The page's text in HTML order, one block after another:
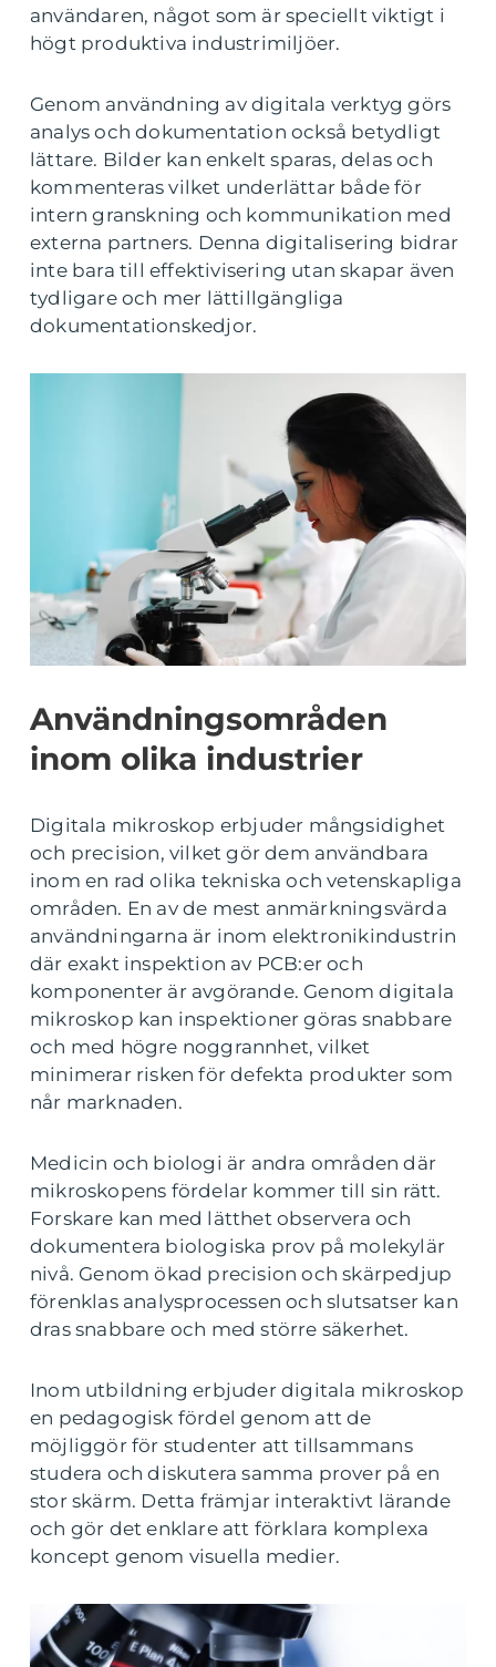
användaren, något som är speciellt viktigt i
högt produktiva industrimiljöer.
Genom användning av digitala verktyg görs
analys och dokumentation också betydligt
lättare. Bilder kan enkelt sparas, delas och
kommenteras vilket underlättar både för
intern granskning och kommunikation med
externa partners. Denna digitalisering bidrar
inte bara till effektivisering utan skapar även
tydligare och mer lättillgängliga
dokumentationskedjor.
Användningsområden
inom olika industrier
Digitala mikroskop erbjuder mångsidighet
och precision, vilket gör dem användbara
inom en rad olika tekniska och vetenskapliga
områden. En av de mest anmärkningsvärda
användningarna är inom elektronikindustrin
där exakt inspektion av PCB:er och
komponenter är avgörande. Genom digitala
mikroskop kan inspektioner göras snabbare
och med högre noggrannhet, vilket
minimerar risken för defekta produkter som
når marknaden.
Medicin och biologi är andra områden där
mikroskopens fördelar kommer till sin rätt.
Forskare kan med lätthet observera och
dokumentera biologiska prov på molekylär
nivå. Genom ökad precision och skärpedjup
förenklas analysprocessen och slutsatser kan
dras snabbare och med större säkerhet.
Inom utbildning erbjuder digitala mikroskop
en pedagogisk fördel genom att de
möjliggör för studenter att tillsammans
studera och diskutera samma prover på en
stor skärm. Detta främjar interaktivt lärande
och gör det enklare att förklara komplexa
koncept genom visuella medier.